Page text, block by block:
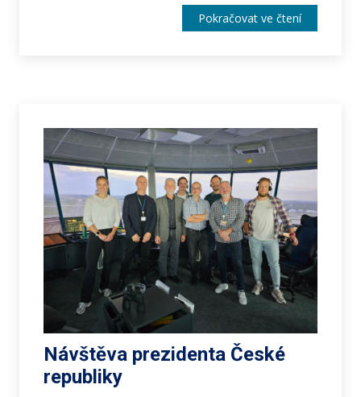
Pokračovat ve čtení
Návštěva prezidenta České
republiky